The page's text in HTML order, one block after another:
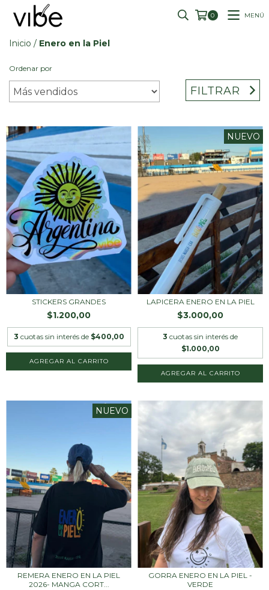
0 MENÚ
Inicio / Enero en la Piel
Ordenar por
FILTRAR
STICKERS GRANDES
$1.200,00
3 cuotas sin interés de $400,00
AGREGAR AL CARRITO
NUEVO
LAPICERA ENERO EN LA PIEL
$3.000,00
3 cuotas sin interés de
$1.000,00
NUEVO
REMERA ENERO EN LA PIEL
2026- MANGA CORT...
GORRA ENERO EN LA PIEL -
VERDE